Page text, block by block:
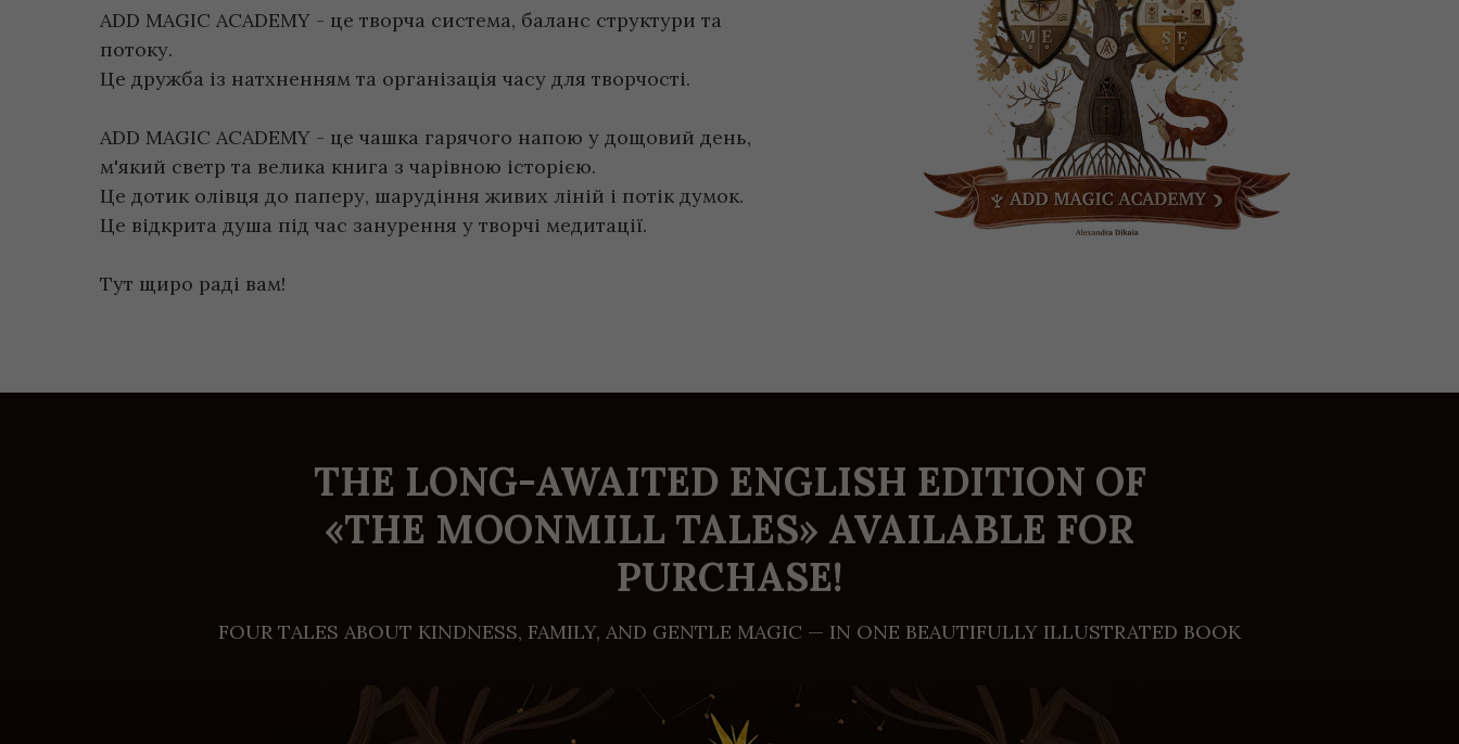
ADD MAGIC ACADEMY - це творча система, баланс структури та
потоку.
Це дружба із натхненням та організація часу для творчості.
ADD MAGIC ACADEMY - це чашка гарячого напою у дощовий день,
м'який светр та велика книга з чарівною історією.
Це дотик олівця до паперу, шарудіння живих ліній і потік думок.
Це відкрита душа під час занурення у творчі медитації.
Тут щиро раді вам!
THE LONG-AWAITED ENGLISH EDITION OF
«THE MOONMILL TALES» AVAILABLE FOR
PURCHASE!
FOUR TALES ABOUT KINDNESS, FAMILY, AND GENTLE MAGIC — IN ONE BEAUTIFULLY ILLUSTRATED BOOK